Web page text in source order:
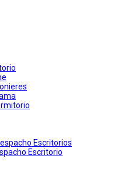
Escritorios
Escritorio